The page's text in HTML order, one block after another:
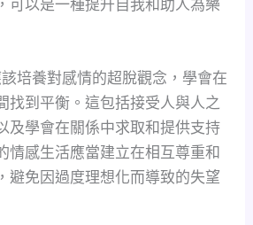
可以是一種提升自我和助人為樂
培養對感情的超脫觀念，學會在
找到平衡。這包括接受人與人之
及學會在關係中求取和提供支持
情感生活應當建立在相互尊重和
避免因過度理想化而導致的失望